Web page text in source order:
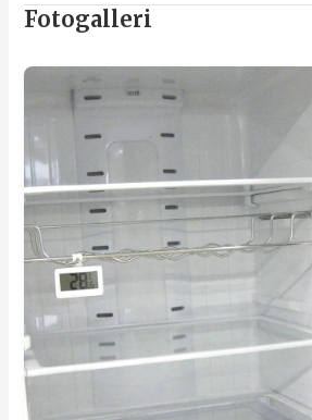
Fotogalleri